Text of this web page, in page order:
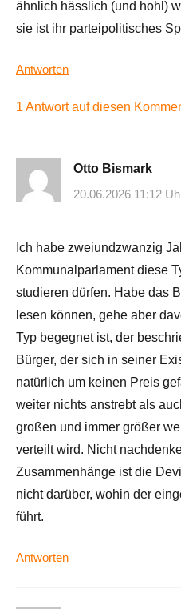
ähnlich hässlich (und hohl)
sie ist ihr parteipolitisches
Antworten
1 Antwort auf diesen
Otto Bismark
20.06.2026 11:12
Ich habe zweiundzwanzig
Kommunalparlament diese
studieren dürfen. Habe das
lesen können, gehe aber
Typ begegnet ist, der
Bürger, der sich in seiner
natürlich um keinen Preis
weiter nichts anstrebt als
großen und immer größer
verteilt wird. Nicht
Zusammenhänge ist die
nicht darüber, wohin der
führt.
Antworten